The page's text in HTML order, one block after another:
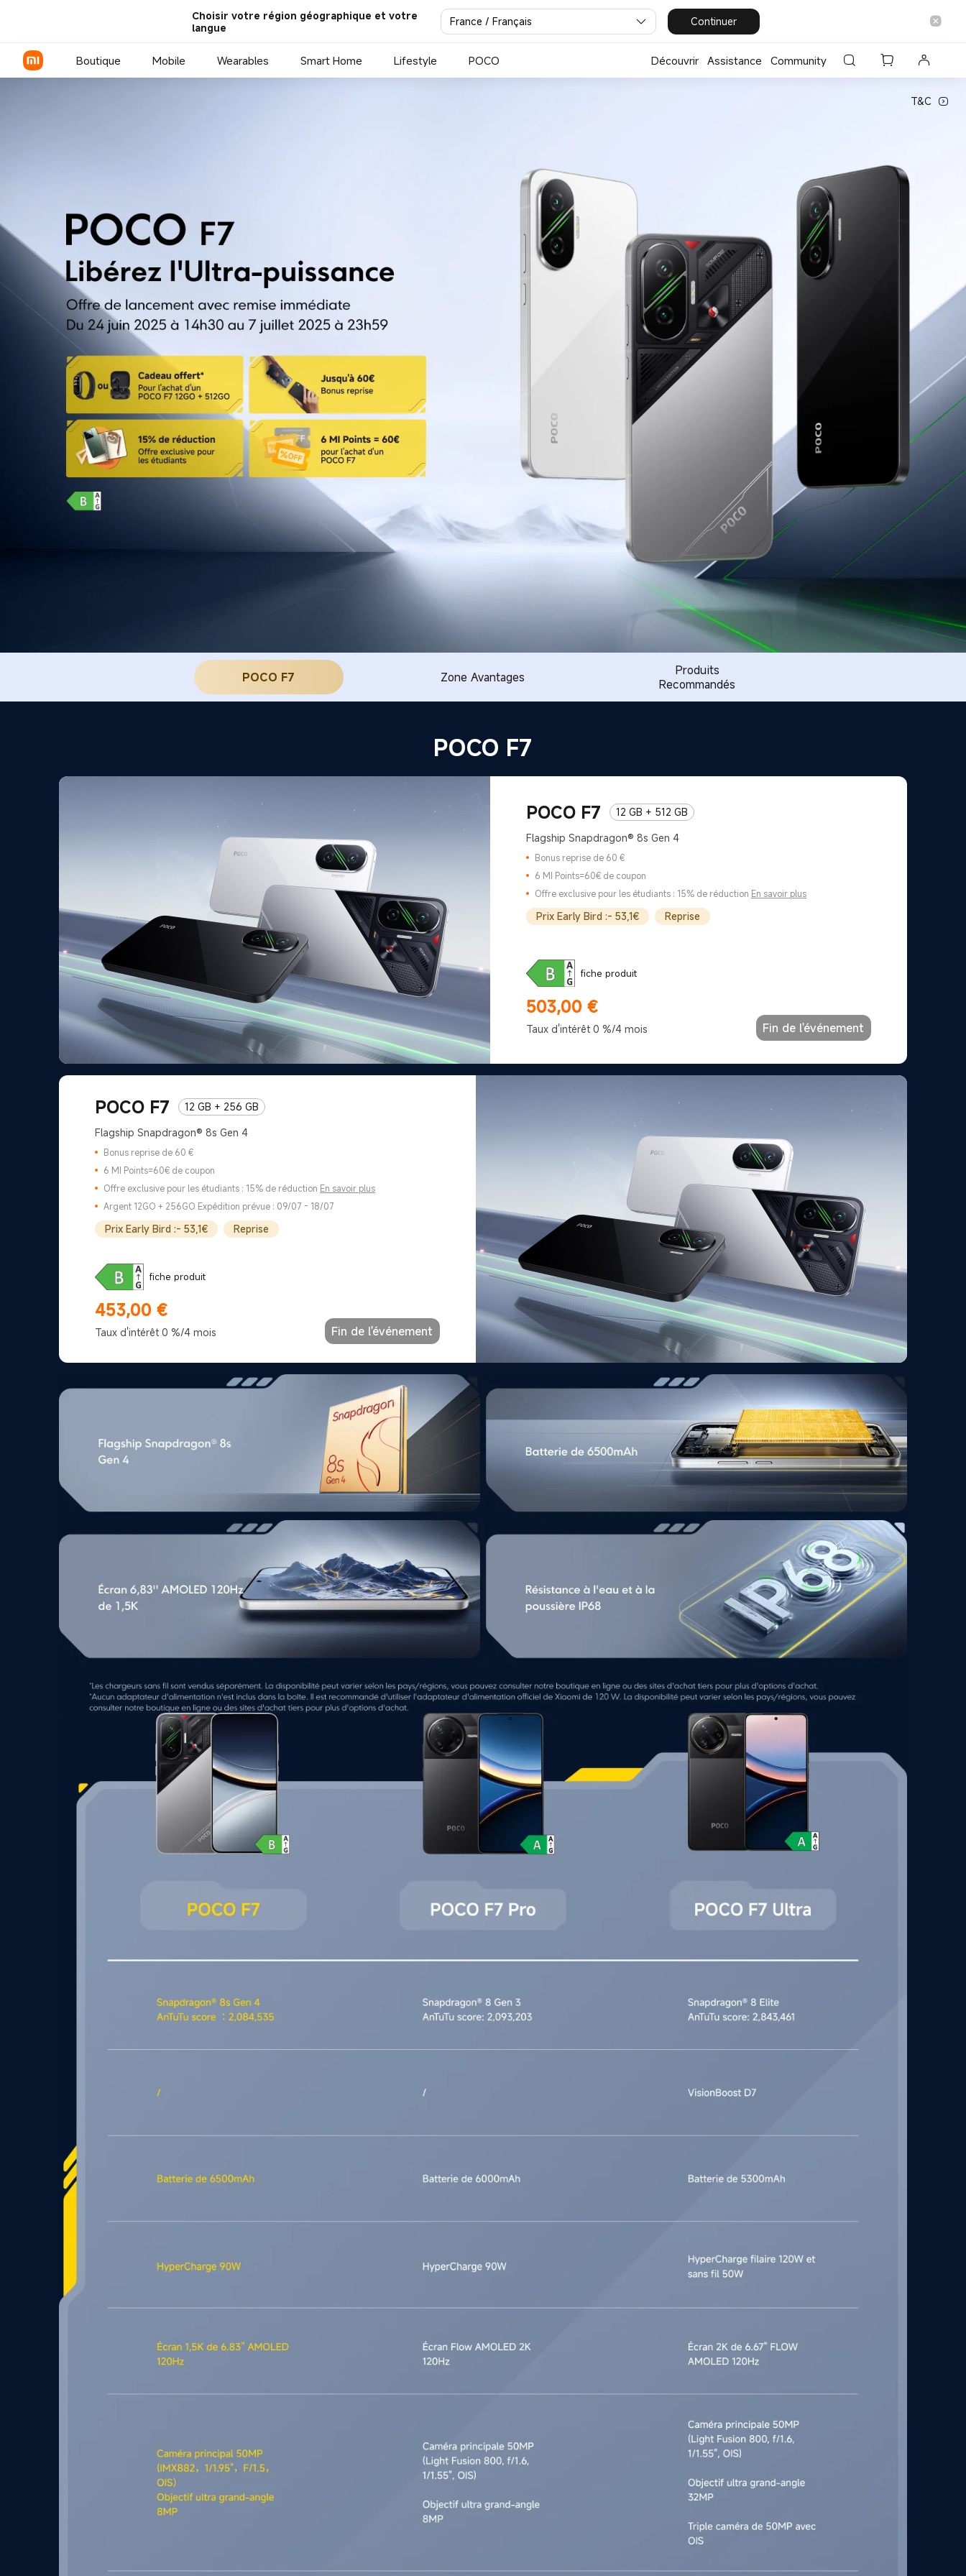
Choisir votre région géographique et votre
langue
France / Français Continuer
Boutique Mobile Wearables Smart Home Lifestyle POCO Découvrir Assistance Community
POCO F7 - Xiaomi France
T&C
POCO F7 Zone Avantages
Produits
Recommandés
POCO F7
POCO F7
12 GB + 512 GB
Flagship Snapdragon® 8s Gen 4
Bonus reprise de 60 €
6 MI Points=60€ de coupon
Offre exclusive pour les étudiants : 15% de réduction En savoir plus
Prix Early Bird :- 53,1€ Reprise
fiche produit
503,00 €
Current Price €503
Taux d'intérêt 0 %/4 mois Fin de l'événement
POCO F7
12 GB + 256 GB
Flagship Snapdragon® 8s Gen 4
Bonus reprise de 60 €
6 MI Points=60€ de coupon
Offre exclusive pour les étudiants : 15% de réduction En savoir plus
Argent 12GO + 256GO Expédition prévue : 09/07 - 18/07
Prix Early Bird :- 53,1€ Reprise
fiche produit
453,00 €
Current Price €453
Taux d'intérêt 0 %/4 mois Fin de l'événement